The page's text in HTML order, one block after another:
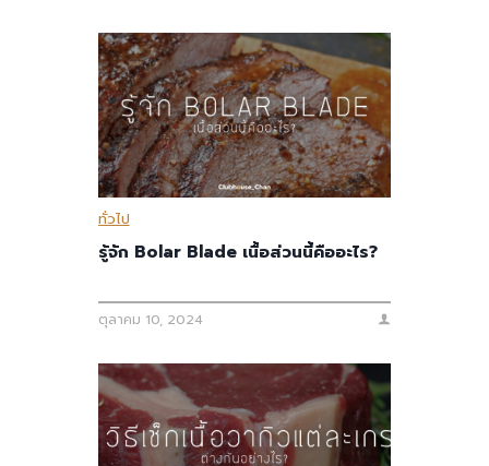
ทั่วไป
รู้จัก Bolar Blade เนื้อส่วนนี้คืออะไร?
ตุลาคม 10, 2024